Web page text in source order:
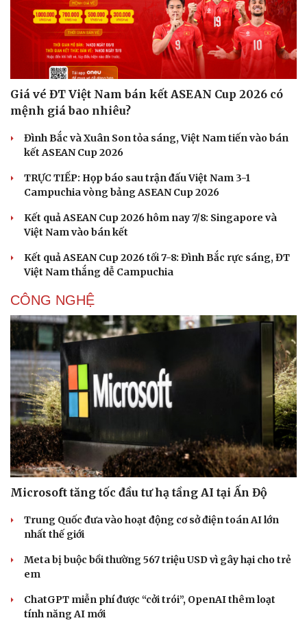
Giá vé ĐT Việt Nam bán kết ASEAN Cup 2026 có
mệnh giá bao nhiêu?
Đình Bắc và Xuân Son tỏa sáng, Việt Nam tiến vào bán
kết ASEAN Cup 2026
TRỰC TIẾP: Họp báo sau trận đấu Việt Nam 3-1
Campuchia vòng bảng ASEAN Cup 2026
Kết quả ASEAN Cup 2026 hôm nay 7/8: Singapore và
Việt Nam vào bán kết
Kết quả ASEAN Cup 2026 tối 7-8: Đình Bắc rực sáng, ĐT
Việt Nam thắng dễ Campuchia
CÔNG NGHỆ
Microsoft tăng tốc đầu tư hạ tầng AI tại Ấn Độ
Trung Quốc đưa vào hoạt động cơ sở điện toán AI lớn
nhất thế giới
Meta bị buộc bồi thường 567 triệu USD vì gây hại cho trẻ
em
ChatGPT miễn phí được “cởi trói”, OpenAI thêm loạt
tính năng AI mới